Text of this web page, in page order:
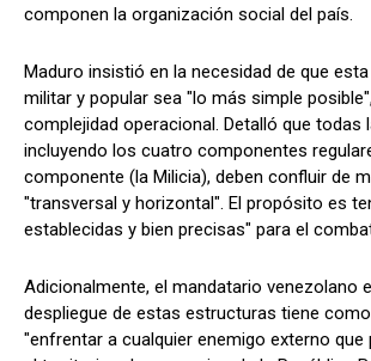
componen la organización social del país.
Maduro insistió en la necesidad de que
militar y popular sea "lo más simple
complejidad operacional. Detalló que todas
incluyendo los cuatro componentes
componente (la Milicia), deben confluir de
"transversal y horizontal". El propósito es
establecidas y bien precisas" para el
Adicionalmente, el mandatario venezolano
despliegue de estas estructuras tiene
"enfrentar a cualquier enemigo externo que